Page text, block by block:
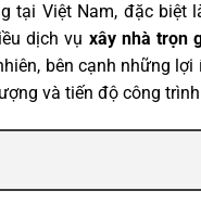
tại Việt Nam, đặc
dịch vụ xây nhà trọn
bên cạnh những
và tiến độ công